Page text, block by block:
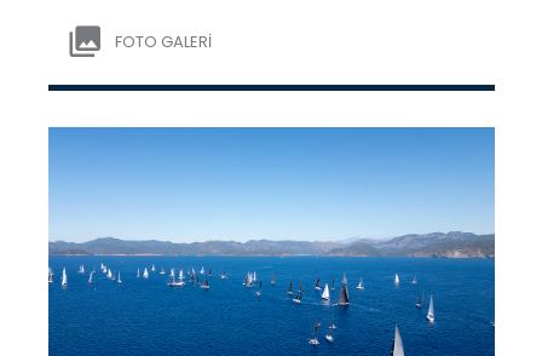
FOTO GALERİ